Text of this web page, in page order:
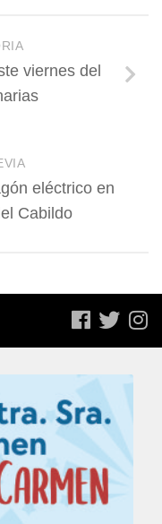
viernes del
eléctrico en
Cabildo